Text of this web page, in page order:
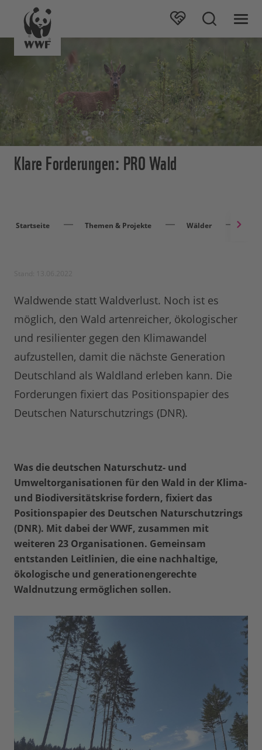
Klare Forderungen: PRO Wald
Startseite Themen & Projekte Wälder
Waldwende statt Waldverlust. Noch ist es
möglich, den Wald artenreicher, ökologischer
und resilienter gegen den Klimawandel
aufzustellen, damit die nächste Generation
Deutschland als Waldland erleben kann. Die
Forderungen fixiert das Positionspapier des
Deutschen Naturschutzrings (DNR).
Was die deutschen Naturschutz- und
Umweltorganisationen für den Wald in der Klima-
und Biodiversitätskrise fordern, fixiert das
Positionspapier des Deutschen Naturschutzrings
(DNR). Mit dabei der WWF, zusammen mit
weiteren 23 Organisationen. Gemeinsam
entstanden Leitlinien, die eine nachhaltige,
ökologische und generationengerechte
Waldnutzung ermöglichen sollen.